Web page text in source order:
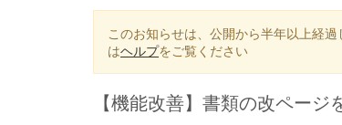
このお知らせは、公開から半年以上経
はヘルプをご覧ください
【機能改善】書類の改ペー